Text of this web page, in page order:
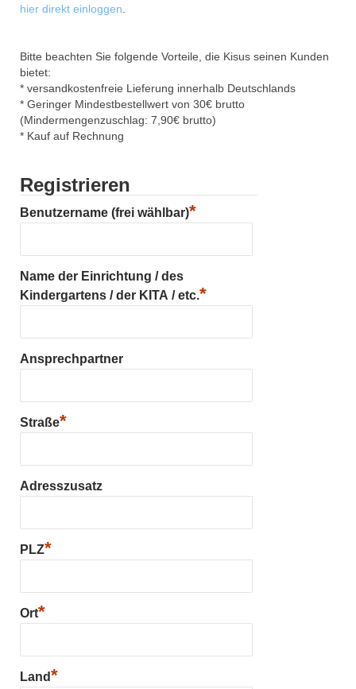
hier direkt einloggen
Bitte beachten Sie folgende Vorteile, die Kisus seinen Kunden
bietet:
* versandkostenfreie Lieferung innerhalb Deutschlands
* Geringer Mindestbestellwert von 30€ brutto
(Mindermengenzuschlag: 7,90€ brutto)
* Kauf auf Rechnung
Registrieren
Benutzername (frei wählbar)*
Name der Einrichtung / des
Kindergartens / der KITA / etc.*
Ansprechpartner
Straße*
Adresszusatz
PLZ*
Ort*
Land*